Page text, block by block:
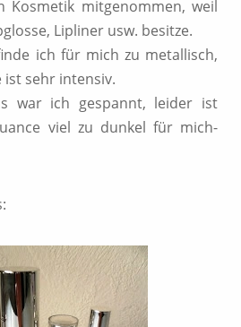
Kosmetik mitgenommen, weil
Lipliner usw. besitze.
ich für mich zu metallisch,
ist sehr intensiv.
war ich gespannt, leider ist
viel zu dunkel für mich-